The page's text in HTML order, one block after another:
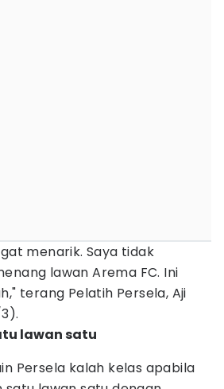
menarik. Saya tidak
lawan Arema FC. Ini
terang Pelatih Persela, Aji
lawan satu
Persela kalah kelas apabila